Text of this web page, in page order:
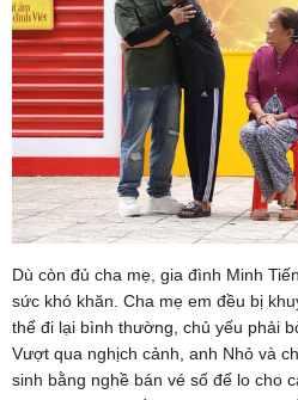
Dù còn đủ cha mẹ, gia đình Minh
sức khó khăn. Cha mẹ em đều bị
thể đi lại bình thường, chủ yếu phải
Vượt qua nghịch cảnh, anh Nhỏ và
sinh bằng nghề bán vé số để lo cho